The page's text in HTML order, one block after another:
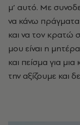
μ’ αυτό. Με
να κάνω
και να τον κρατώ
μου είναι η
και πείσμα για
την αξίζουμε και